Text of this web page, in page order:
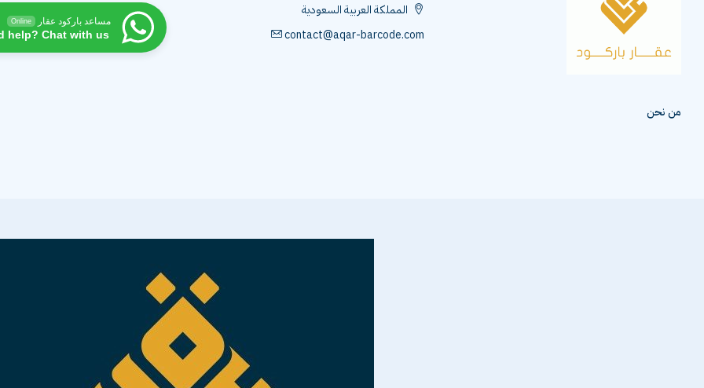
من نحن
المملكة العربية السعودية
contact@aqar-barcode.com
مساعد باركود عقار Online
help? Chat with us